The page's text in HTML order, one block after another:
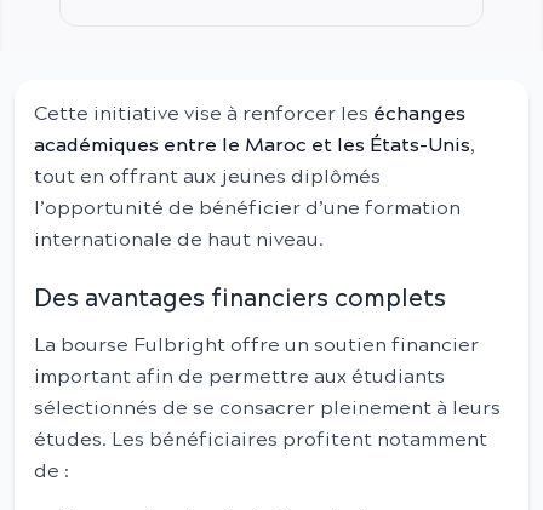
Cette initiative vise à renforcer les échanges
académiques entre le Maroc et les États-Unis,
tout en offrant aux jeunes diplômés
l’opportunité de bénéficier d’une formation
internationale de haut niveau.
Des avantages financiers complets
La bourse Fulbright offre un soutien financier
important afin de permettre aux étudiants
sélectionnés de se consacrer pleinement à leurs
études. Les bénéficiaires profitent notamment
de :